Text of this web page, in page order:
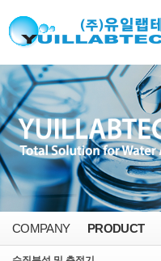
COMPANY PRODUCT